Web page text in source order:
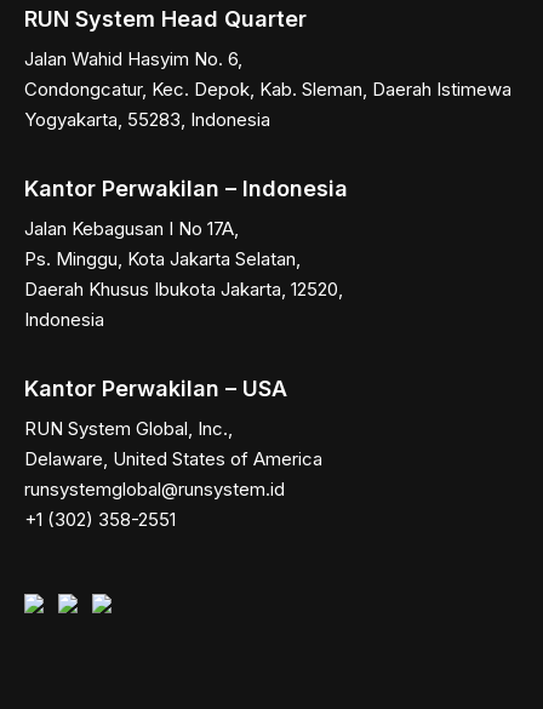
RUN System Head Quarter
Jalan Wahid Hasyim No. 6,
Condongcatur, Kec. Depok, Kab. Sleman, Daerah Istimewa
Yogyakarta, 55283, Indonesia
Kantor Perwakilan – Indonesia
Jalan Kebagusan I No 17A,
Ps. Minggu, Kota Jakarta Selatan,
Daerah Khusus Ibukota Jakarta, 12520,
Indonesia
Kantor Perwakilan – USA
RUN System Global, Inc.,
Delaware, United States of America
runsystemglobal@runsystem.id
+1 (302) 358-2551